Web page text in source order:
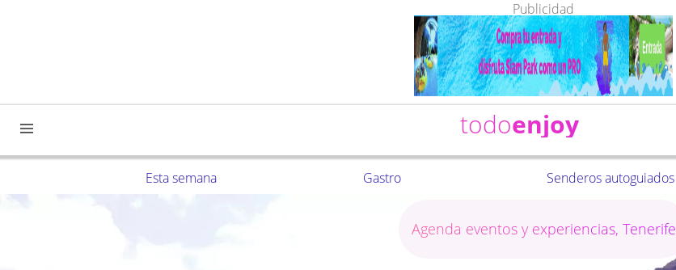
Publicidad
todoenjoy
Esta semana Gastro Senderos autoguiados
Agenda eventos y experiencias, Tenerife